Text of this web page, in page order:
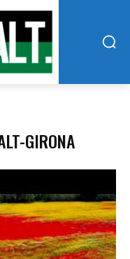
GIRONA